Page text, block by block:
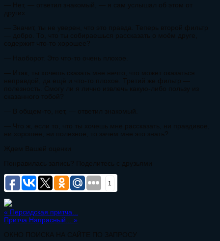
— Нет, — ответил знакомый, — я сам услышал об этом от
других.
— Значит, ты не уверен, что это правда. Теперь второй фильтр
— добро. То, что ты собираешься рассказать о моём друге,
содержит что-то хорошее?
— Наоборот. Это что-то очень плохое.
— Итак, ты хочешь сказать мне нечто, что может оказаться
неправдой, да ещё и что-то плохое. Третий же фильтр —
полезность. Смогу ли я лично извлечь какую-либо пользу из
сказанного тобой?
— В общем-то, нет, — ответил знакомый.
— Что ж, если то, что ты хочешь мне рассказать, ни правдивое,
ни хорошее, ни полезное, то зачем мне это знать?
Ждем Вашей оценки
Понравилась запись? Поделитесь с друзьями
1
« Персидская притча...
Притча Напрасный... »
ОКНО ПОИСКА НА САЙТЕ ПО ЗАПРОСУ